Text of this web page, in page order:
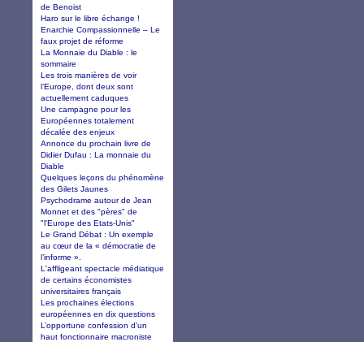
de Benoist
Haro sur le libre échange !
Enarchie Compassionnelle – Le
faux projet de réforme
La Monnaie du Diable : le
sommaire
Les trois manières de voir
l’Europe, dont deux sont
actuellement caduques
Une campagne pour les
Européennes totalement
décalée des enjeux
Annonce du prochain livre de
Didier Dufau : La monnaie du
Diable
Quelques leçons du phénomène
des Gilets Jaunes
Psychodrame autour de Jean
Monnet et des "pères" de
"l'Europe des Etats-Unis"
Le Grand Débat : Un exemple
au cœur de la « démocratie de
l’informe ».
L'affligeant spectacle médiatique
de certains économistes
universitaires français
Les prochaines élections
européennes en dix questions
L’opportune confession d’un
haut fonctionnaire macroniste